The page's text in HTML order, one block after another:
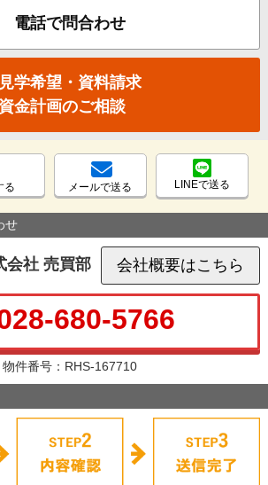
電話で問合わせ
見学希望・資料請求
資金計画のご相談
る メールで送る LINEで送る
せ
会社 売買部 会社概要はこちら
680-5766
物件番号：RHS-167710